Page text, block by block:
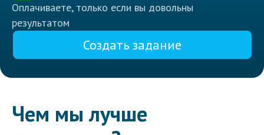
Оплачиваете, только если вы довольны
результатом
Создать задание
Чем мы лучше